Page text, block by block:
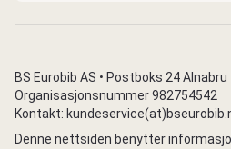
BS Eurobib AS • Postboks 24 Alnabru
Organisasjonsnummer 982754542
Kontakt:
Denne nettsiden benytter